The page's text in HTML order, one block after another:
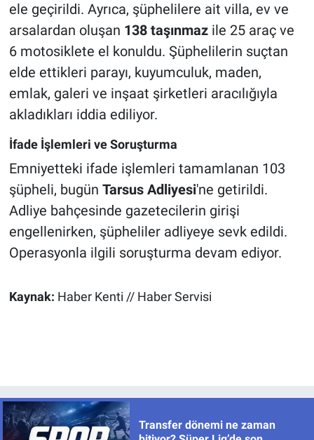
ele geçirildi. Ayrıca, şüphelilere ait villa, ev ve
arsalardan oluşan 138 taşınmazile 25 araç ve
6 motosiklete el konuldu. Şüphelilerin suçtan
elde ettikleri parayı, kuyumculuk, maden,
emlak, galeri ve inşaat şirketleri aracılığıyla
akladıkları iddia ediliyor.
İfade İşlemleri ve Soruşturma
Emniyetteki ifade işlemleri tamamlanan 103
şüpheli, bugün Tarsus Adliyesi'ne getirildi.
Adliye bahçesinde gazetecilerin girişi
engellenirken, şüpheliler adliyeye sevk edildi.
Operasyonla ilgili soruşturma devam ediyor.
Kaynak: Haber Kenti // Haber Servisi
Transfer dönemi ne zaman